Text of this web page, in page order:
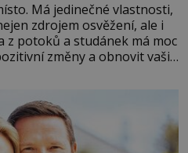
Má jedinečné vlastnosti,
zdrojem osvěžení, ale i
z potoků a studánek má moc
změny a obnovit vaši
přinést do svého života